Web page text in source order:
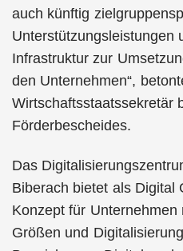
auch künftig
Unterstützungsleistungen
Infrastruktur zur
den Unternehmen“,
Wirtschaftsstaatssekretär
Förderbescheides.
Das
Biberach bietet als Digital
Konzept für Unternehmen
Größen und